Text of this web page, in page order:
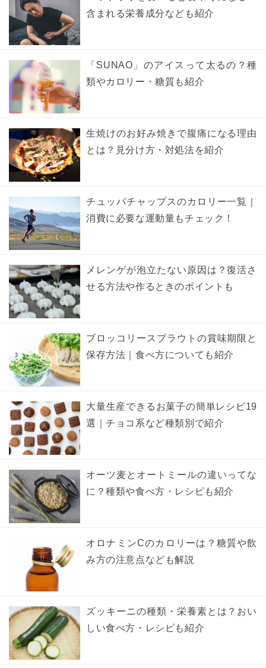
含まれる栄養成分なども紹介
「SUNAO」のアイスって太るの？種
類やカロリー・糖質も紹介
生焼けのお好み焼きで腹痛になる理由
とは？見分け方・対処法を紹介
チュッパチャップスのカロリー一覧｜
消費に必要な運動量もチェック！
メレンゲが泡立たない原因は？復活さ
せる方法や作るときのポイントも
ブロッコリースプラウトの賞味期限と
保存方法｜食べ方についても紹介
大量生産できるお菓子の簡単レシピ19
選｜チョコ系など種類別で紹介
オーツ麦とオートミールの違いってな
に？種類や食べ方・レシピも紹介
オロナミンCのカロリーは？糖質や飲
み方の注意点なども解説
ズッキーニの種類・栄養素とは？おい
しい食べ方・レシピも紹介